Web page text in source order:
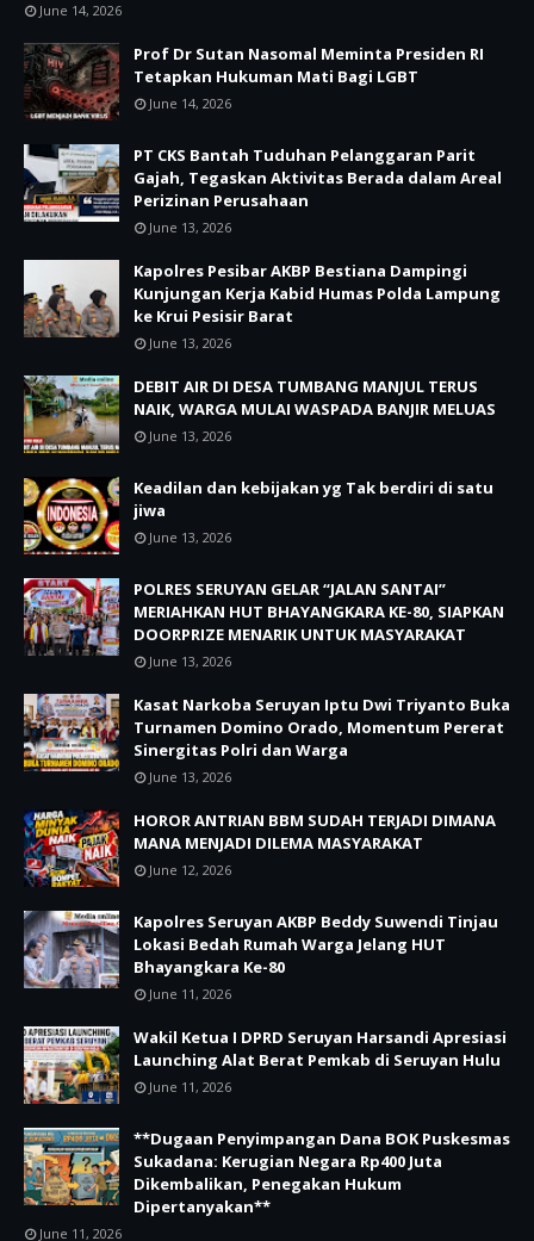
June 14, 2026
Prof Dr Sutan Nasomal Meminta Presiden RI
Tetapkan Hukuman Mati Bagi LGBT
June 14, 2026
PT CKS Bantah Tuduhan Pelanggaran Parit
Gajah, Tegaskan Aktivitas Berada dalam Areal
Perizinan Perusahaan
June 13, 2026
Kapolres Pesibar AKBP Bestiana Dampingi
Kunjungan Kerja Kabid Humas Polda Lampung
ke Krui Pesisir Barat
June 13, 2026
DEBIT AIR DI DESA TUMBANG MANJUL TERUS
NAIK, WARGA MULAI WASPADA BANJIR MELUAS
June 13, 2026
Keadilan dan kebijakan yg Tak berdiri di satu
jiwa
June 13, 2026
POLRES SERUYAN GELAR “JALAN SANTAI”
MERIAHKAN HUT BHAYANGKARA KE-80, SIAPKAN
DOORPRIZE MENARIK UNTUK MASYARAKAT
June 13, 2026
Kasat Narkoba Seruyan Iptu Dwi Triyanto Buka
Turnamen Domino Orado, Momentum Pererat
Sinergitas Polri dan Warga
June 13, 2026
HOROR ANTRIAN BBM SUDAH TERJADI DIMANA
MANA MENJADI DILEMA MASYARAKAT
June 12, 2026
Kapolres Seruyan AKBP Beddy Suwendi Tinjau
Lokasi Bedah Rumah Warga Jelang HUT
Bhayangkara Ke-80
June 11, 2026
Wakil Ketua I DPRD Seruyan Harsandi Apresiasi
Launching Alat Berat Pemkab di Seruyan Hulu
June 11, 2026
**Dugaan Penyimpangan Dana BOK Puskesmas
Sukadana: Kerugian Negara Rp400 Juta
Dikembalikan, Penegakan Hukum
Dipertanyakan**
June 11, 2026